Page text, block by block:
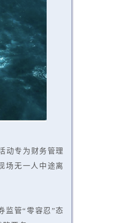
动专为财务管理
场无一人中途离
监管“零容忍”态